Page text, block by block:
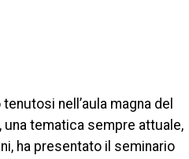
nell’aula magna del
una tematica sempre attuale,
ha presentato il seminario